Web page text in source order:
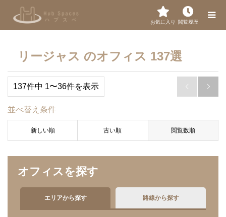
お気に入り 閲覧履歴
リージャス のオフィス 137選
137件中 1〜36件を表示  
並べ替え条件
新しい順 古い順 閲覧数順
オフィスを探す
エリアから探す 路線から探す